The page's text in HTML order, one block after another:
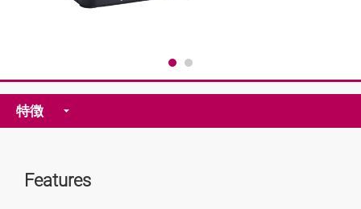
特徴
Features